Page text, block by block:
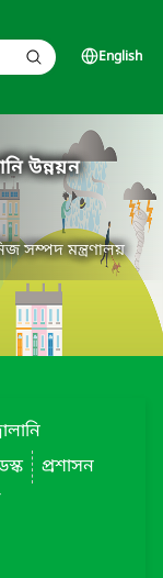
English
উন্নয়ন
সম্পদ মন্ত্রণালয়
প্রশাসন